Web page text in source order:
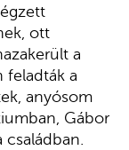
ott
a
feladták a
anyósom
Gábor